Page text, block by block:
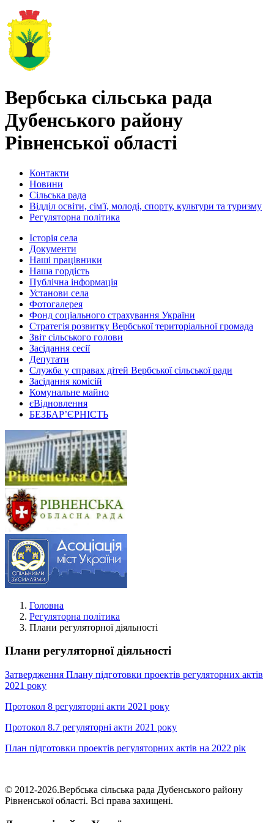
Вербська сільська рада
Дубенського району
Рівненської області
Контакти
Новини
Сільська рада
Відділ освіти, сім'ї, молоді, спорту, культури та туризму
Регуляторна політика
Історія села
Документи
Наші працівники
Наша гордість
Публічна інформація
Установи села
Фотогалерея
Фонд соціального страхування України
Стратегія розвитку Вербської територіальної громада
Звіт сільського голови
Засідання сесії
Депутати
Служба у справах дітей Вербської сільської ради
Засідання комісій
Комунальне майно
єВідновлення
БЕЗБАР’ЄРНІСТЬ
Головна
Регуляторна політика
Плани регуляторної діяльності
Плани регуляторної діяльності
Затвердження Плану підготовки проектів регуляторних актів
2021 року
Протокол 8 регуляторні акти 2021 року
Протокол 8.7 регуляторні акти 2021 року
План підготовки проектів регуляторних актів на 2022 рік
© 2012-2026.Вербська сільська рада Дубенського району
Рівненської області. Всі права захищені.